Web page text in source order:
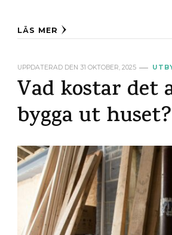
LÄS MER
UPPDATERAD DEN 31 OKTOBER, 2025
Vad kostar det
bygga ut huset?